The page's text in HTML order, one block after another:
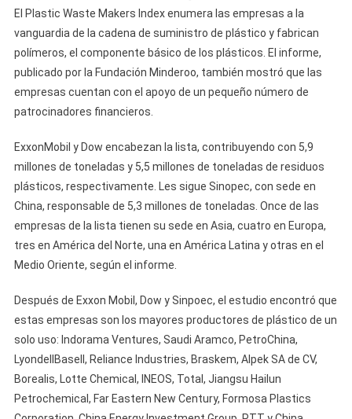
El Plastic Waste Makers Index enumera las empresas a la
vanguardia de la cadena de suministro de plástico y fabrican
polímeros, el componente básico de los plásticos. El informe,
publicado por la Fundación Minderoo, también mostró que las
empresas cuentan con el apoyo de un pequeño número de
patrocinadores financieros.
ExxonMobil y Dow encabezan la lista, contribuyendo con 5,9
millones de toneladas y 5,5 millones de toneladas de residuos
plásticos, respectivamente. Les sigue Sinopec, con sede en
China, responsable de 5,3 millones de toneladas. Once de las
empresas de la lista tienen su sede en Asia, cuatro en Europa,
tres en América del Norte, una en América Latina y otras en el
Medio Oriente, según el informe.
Después de Exxon Mobil, Dow y Sinpoec, el estudio encontró que
estas empresas son los mayores productores de plástico de un
solo uso: Indorama Ventures, Saudi Aramco, PetroChina,
LyondellBasell, Reliance Industries, Braskem, Alpek SA de CV,
Borealis, Lotte Chemical, INEOS, Total, Jiangsu Hailun
Petrochemical, Far Eastern New Century, Formosa Plastics